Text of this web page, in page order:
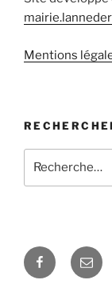
Mentions
pour
Facebook
E-
mail